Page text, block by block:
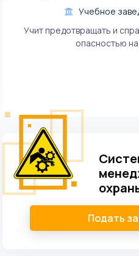
Учебное
Учит предотвращать и
опасностью
Подать